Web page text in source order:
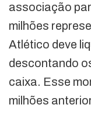
associação
milhões
Atlético deve
descontando
caixa. Esse
milhões